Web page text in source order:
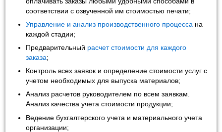
соответствии с озвученной им стоимостью печати;
Управление и анализ производственного процесса на
каждой стадии;
Предварительный расчет стоимости для каждого
заказа;
Контроль всех заявок и определение стоимости услуг с
учетом необходимых для выпуска материалов;
Анализ расчетов руководителем по всем заявкам.
Анализ качества учета стоимости продукции;
Ведение бухгалтерского учета и материального учета
организации;